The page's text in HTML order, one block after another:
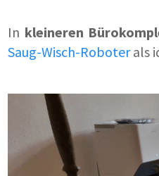
In kleineren
Saug-Wisch-Roboterals